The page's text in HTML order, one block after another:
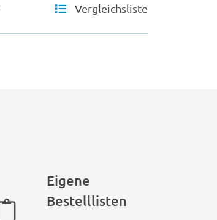
Vergleichsliste
Eigene
Bestelllisten